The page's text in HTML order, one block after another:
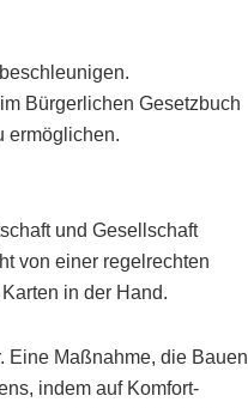
Bürgerlichen Gesetzbuch
ermöglichen.
und Gesellschaft
von einer regelrechten
in der Hand.
Eine Maßnahme, die Bauen
indem auf Komfort-